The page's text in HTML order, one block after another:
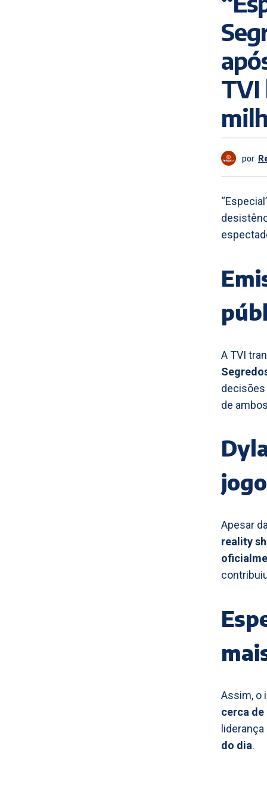
TVI
por
A TVI
decisões
de
jogo
Apesar
reality
Assim, o
cerca de
do dia.